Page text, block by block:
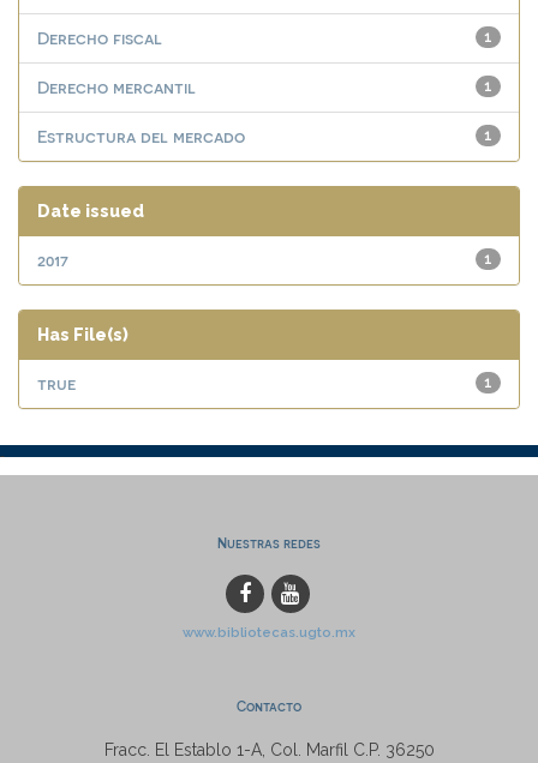
1
Derecho fiscal
1
Derecho mercantil
1
Estructura del mercado
Date issued
1
2017
Has File(s)
1
true
Nuestras redes
www.bibliotecas.ugto.mx
Contacto
Fracc. El Establo 1-A, Col. Marfil C.P. 36250